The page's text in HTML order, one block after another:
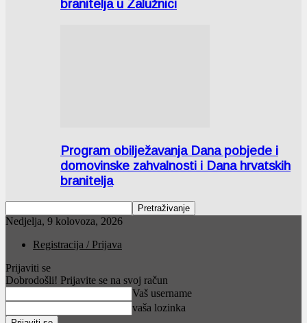
branitelja u Zalužnici
Program obilježavanja Dana pobjede i
domovinske zahvalnosti i Dana hrvatskih
branitelja
Nedjelja, 9 kolovoza, 2026
Registracija / Prijava
Prijaviti se
Dobrodošli! Prijavite se na svoj račun
Vaš username
vaša lozinka